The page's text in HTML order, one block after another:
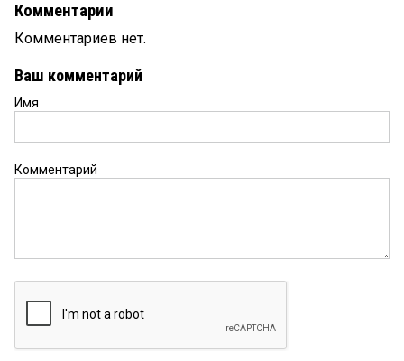
Комментарии
Комментариев нет.
Ваш комментарий
Имя
Комментарий